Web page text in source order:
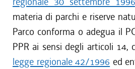
materia di parchi e riserve
Parco conforma o adegua il
PPR ai sensi degli articoli 14,
legge regionale 42/1996 ed